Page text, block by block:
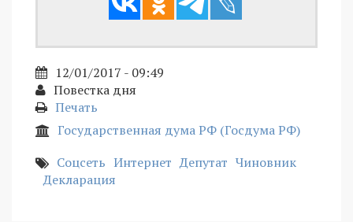
12/01/2017 - 09:49
Повестка дня
Печать
Государственная дума РФ (Госдума РФ)
Соцсеть Интернет Депутат Чиновник
Декларация